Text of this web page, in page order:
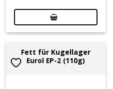
Fett für Kugellager
Eurol EP-2 (110g)